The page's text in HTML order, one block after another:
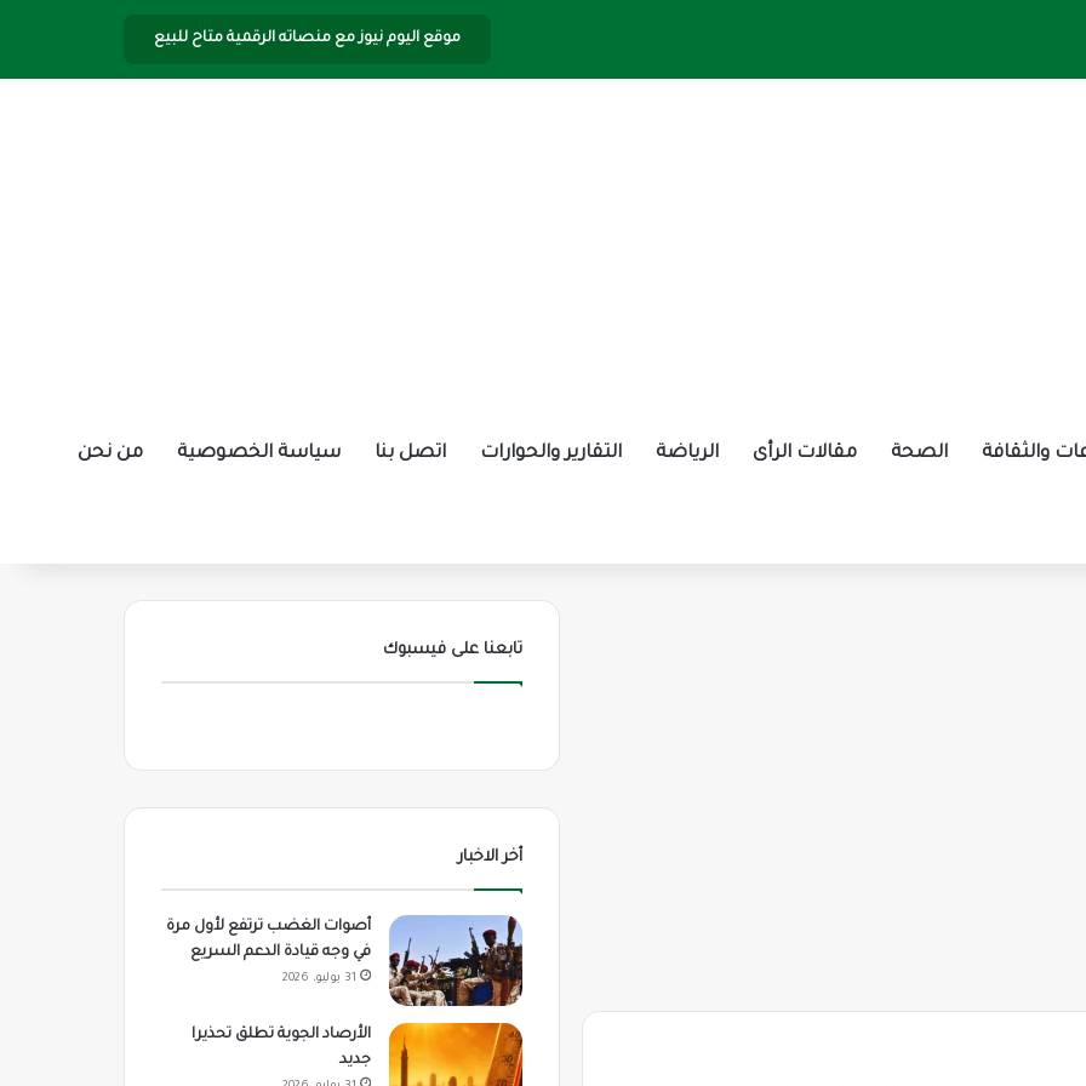
موقع اليوم نيوز مع منصاته الرقمية متاح للبيع
والثقافة الصحة مقالات الرأى الرياضة التقارير والحوارات اتصل بنا سياسة الخصوصية من نحن
تابعنا على فيسبوك
أخر الاخبار
أصوات الغضب ترتفع لأول مرة
في وجه قيادة الدعم السريع
31 يوليو، 2026
الأرصاد الجوية تطلق تحذيرا
جديد